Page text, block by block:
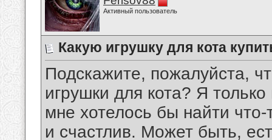
Активный пользователь
Какую игрушку для кота
Подскажите, пожалуйста,
игрушки для кота? Я
мне хотелось бы найти
и счастлив. Может быть,